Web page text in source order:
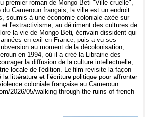
premier roman de Mongo Beti "Ville cruelle",
du Cameroun français, la ville est un endroit
soumis à une économie coloniale axée sur
et l'extractivisme, au détriment des cultures de
la vie de Mongo Beti, écrivain dissident qui
en exil en France, puis a vu ses
au moment de la décolonisation,
en 1994, où il a créé la Librairie des
la diffusion de la culture intellectuelle,
locale de l'édition. Le film revisite la façon
littérature et l’écriture politique pour affronter
coloniale française au Cameroun.
2026/05/walking-through-the-ruins-of-french-